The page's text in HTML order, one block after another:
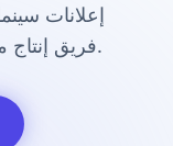
إعلانات
فريق إنتاج مطلوب. لا بطاقة ائتمان مطلوبة.